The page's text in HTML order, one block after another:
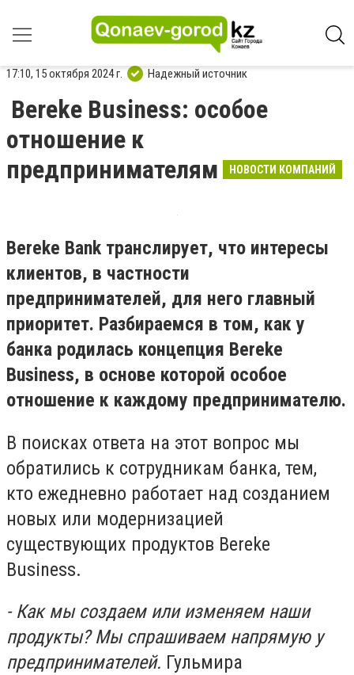
17:10, 15 октября 2024 г. Надежный источник
Bereke Business: особое
отношение к
предпринимателям
НОВОСТИ КОМПАНИЙ
Bereke Bank транслирует, что интересы
клиентов, в частности
предпринимателей, для него главный
приоритет. Разбираемся в том, как у
банка родилась концепция Bereke
Business, в основе которой особое
отношение к каждому предпринимателю.
В поисках ответа на этот вопрос мы
обратились к сотрудникам банка, тем,
кто ежедневно работает над созданием
новых или модернизацией
существующих продуктов Bereke
Business.
- Как мы создаем или изменяем наши
продукты? Мы спрашиваем напрямую у
предпринимателей. Гульмира